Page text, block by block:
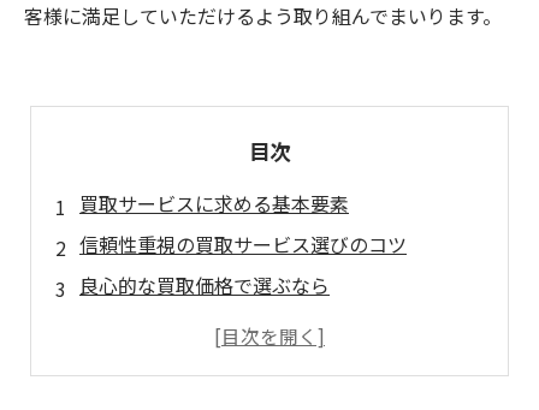
客様に満足していただけるよう取り組んでまいります。
目次
買取サービスに求める基本要素
信頼性重視の買取サービス選びのコツ
良心的な買取価格で選ぶなら
買取手続きがストレスなしで完了するサービス